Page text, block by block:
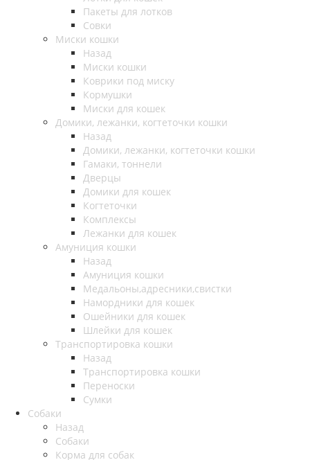
Пакеты для лотков
Совки
Миски кошки
Назад
Миски кошки
Коврики под миску
Кормушки
Миски для кошек
Домики, лежанки, когтеточки кошки
Назад
Домики, лежанки, когтеточки кошки
Гамаки, тоннели
Дверцы
Домики для кошек
Когтеточки
Комплексы
Лежанки для кошек
Амуниция кошки
Назад
Амуниция кошки
Медальоны,адресники,свистки
Намордники для кошек
Ошейники для кошек
Шлейки для кошек
Транспортировка кошки
Назад
Транспортировка кошки
Переноски
Сумки
Собаки
Назад
Собаки
Корма для собак